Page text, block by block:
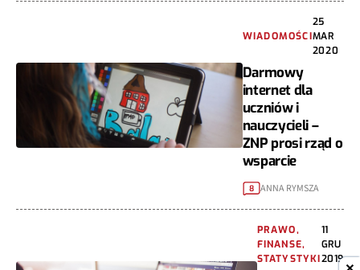
WIADOMOŚCI
25
MAR
2020
Darmowy
internet dla
uczniów i
nauczycieli –
ZNP prosi rząd o
wsparcie
8 ANNA RYMSZA
PRAWO,
FINANSE,
STATYSTYKI
11
GRU
2019